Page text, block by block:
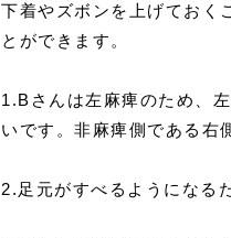
下着やズボンを上げておく
とができます。
1.Bさんは左麻痺のため、
いです。非麻痺側である右
2.足元がすべるようになる